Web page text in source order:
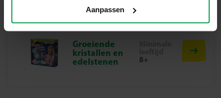
Aanpassen
Niet alleen leuk om te doen, maar ook een trendy en
fashionable eindresultaat dat gezien mag worden
Creativiteit die straalt
De Tattoo Studio Lab is perfect voor iedereen die van
Groeiende
kristallen en
edelstenen
8+